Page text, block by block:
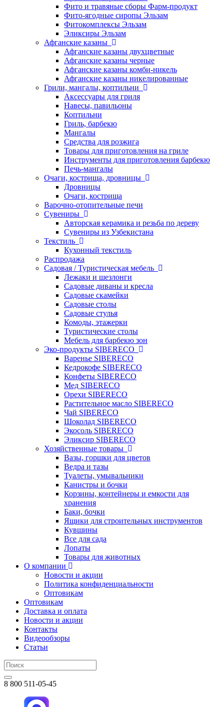
Фито и травяные сборы Фарм-продукт
Фито-ягодные сиропы Эльзам
Фитокомплексы Эльзам
Эликсиры Эльзам
Афганские казаны
Афганские казаны двухцветные
Афганские казаны черные
Афганские казаны комби-никель
Афганские казаны никелированные
Грили, мангалы, коптильни
Аксессуары для гриля
Навесы, павильоны
Коптильни
Гриль, барбекю
Мангалы
Средства для розжига
Товары для приготовления на гриле
Инструменты для приготовления барбекю
Печь-мангалы
Очаги, кострища, дровницы
Дровницы
Очаги, кострища
Варочно-отопительные печи
Сувениры
Авторская керамика и резьба по дереву
Сувениры из Узбекистана
Текстиль
Кухонный текстиль
Распродажа
Садовая / Туристическая мебель
Лежаки и шезлонги
Садовые диваны и кресла
Садовые скамейки
Садовые столы
Садовые стулья
Комоды, этажерки
Туристические столы
Мебель для барбекю зон
Эко-продукты SIBERECO
Варенье SIBERECO
Кедрокофе SIBERECO
Конфеты SIBERECO
Мед SIBERECO
Орехи SIBERECO
Растительное масло SIBERECO
Чай SIBERECO
Шоколад SIBERECO
Экосоль SIBERECO
Эликсир SIBERECO
Хозяйственные товары
Вазы, горшки для цветов
Ведра и тазы
Туалеты, умывальники
Канистры и бочки
Корзины, контейнеры и емкости для
хранения
Баки, бочки
Ящики для строительных инструментов
Кувшины
Все для сада
Лопаты
Товары для животных
О компании
Новости и акции
Политика конфиденциальности
Оптовикам
Оптовикам
Доставка и оплата
Новости и акции
Контакты
Видеообзоры
Статьи
8 800 511-05-45